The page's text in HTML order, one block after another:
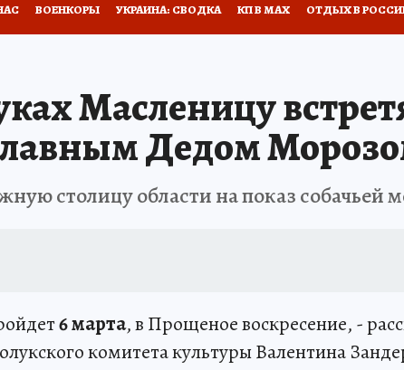
ВОЕНКОРЫ УКРАИНА: СВОДКА КП В МАХ ОТДЫХ В
Масленицу
Дедом
столицу области на показ собачьей
6 марта, в Прощеное воскресение, -
комитета культуры Валентина